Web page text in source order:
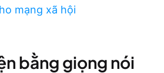
mạng xã hội
bằng giọng nói